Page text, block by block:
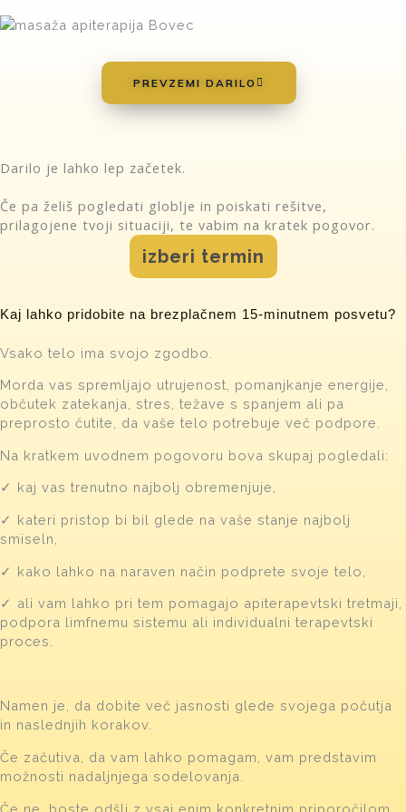
PREVZEMI DARILO
Darilo je lahko lep začetek.
Če pa želiš pogledati globlje in poiskati rešitve,
prilagojene tvoji situaciji, te vabim na kratek pogovor.
izberi termin
Kaj lahko pridobite na brezplačnem 15-minutnem posvetu?
Vsako telo ima svojo zgodbo.
Morda vas spremljajo utrujenost, pomanjkanje energije,
občutek zatekanja, stres, težave s spanjem ali pa
preprosto čutite, da vaše telo potrebuje več podpore.
Na kratkem uvodnem pogovoru bova skupaj pogledali:
✓ kaj vas trenutno najbolj obremenjuje,
✓ kateri pristop bi bil glede na vaše stanje najbolj
smiseln,
✓ kako lahko na naraven način podprete svoje telo,
✓ ali vam lahko pri tem pomagajo apiterapevtski tretmaji,
podpora limfnemu sistemu ali individualni terapevtski
proces.
Namen je, da dobite več jasnosti glede svojega počutja
in naslednjih korakov.
Če začutiva, da vam lahko pomagam, vam predstavim
možnosti nadaljnjega sodelovanja.
Če ne, boste odšli z vsaj enim konkretnim priporočilom,